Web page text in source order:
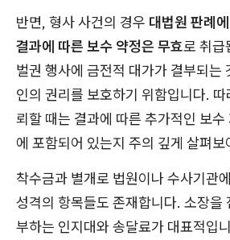
반면, 형사 사건의 경우 대법원 판례
결과에 따른 보수 약정은 무효로 취급
벌권 행사에 금전적 대가가 결부되는
인의 권리를 보호하기 위함입니다.
뢰할 때는 결과에 따른 추가적인 보수
에 포함되어 있는지 주의 깊게 살펴보
착수금과 별개로 법원이나 수사기관
성격의 항목들도 존재합니다. 소장을
부하는 인지대와 송달료가 대표적입